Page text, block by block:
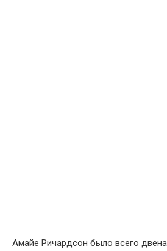
Амайе Ричардсон было всего